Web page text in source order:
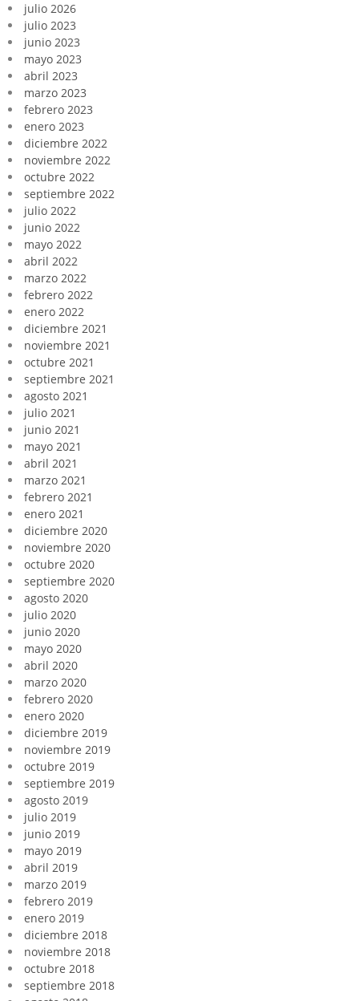
julio 2026
julio 2023
junio 2023
mayo 2023
abril 2023
marzo 2023
febrero 2023
enero 2023
diciembre 2022
noviembre 2022
octubre 2022
septiembre 2022
julio 2022
junio 2022
mayo 2022
abril 2022
marzo 2022
febrero 2022
enero 2022
diciembre 2021
noviembre 2021
octubre 2021
septiembre 2021
agosto 2021
julio 2021
junio 2021
mayo 2021
abril 2021
marzo 2021
febrero 2021
enero 2021
diciembre 2020
noviembre 2020
octubre 2020
septiembre 2020
agosto 2020
julio 2020
junio 2020
mayo 2020
abril 2020
marzo 2020
febrero 2020
enero 2020
diciembre 2019
noviembre 2019
octubre 2019
septiembre 2019
agosto 2019
julio 2019
junio 2019
mayo 2019
abril 2019
marzo 2019
febrero 2019
enero 2019
diciembre 2018
noviembre 2018
octubre 2018
septiembre 2018